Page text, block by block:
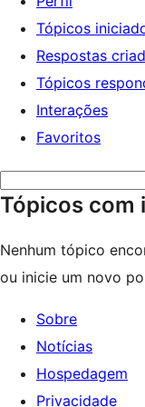
Tópicos
Respostas
Tópicos
Interações
Favoritos
tópicos:
Tópicos com
Nenhum tópico
ou inicie um novo
Sobre
Notícias
Hospedagem
Privacidade